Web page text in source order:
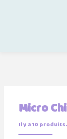
Micro
Il y a 10 produits.